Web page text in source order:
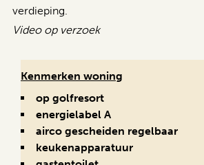
verdieping.
Video op verzoek
Kenmerken woning
op golfresort
energielabel A
airco gescheiden regelbaar
keukenapparatuur